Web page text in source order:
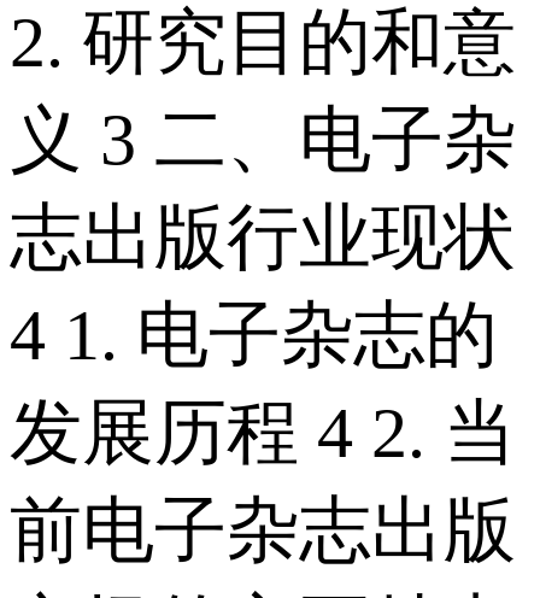
2. 研究目的和意
义 3 二、电子杂
志出版行业现状
4 1. 电子杂志的
发展历程 4 2. 当
前电子杂志出版